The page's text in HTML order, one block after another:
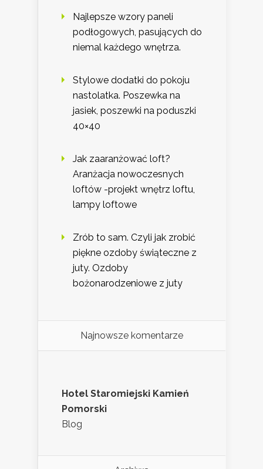
Najlepsze wzory paneli
podłogowych, pasujących do
niemal każdego wnętrza.
Stylowe dodatki do pokoju
nastolatka. Poszewka na
jasiek, poszewki na poduszki
40×40
Jak zaaranżować loft?
Aranżacja nowoczesnych
loftów -projekt wnętrz loftu,
lampy loftowe
Zrób to sam. Czyli jak zrobić
piękne ozdoby świąteczne z
juty. Ozdoby
bożonarodzeniowe z juty
Najnowsze komentarze
Hotel Staromiejski Kamień
Pomorski
Blog